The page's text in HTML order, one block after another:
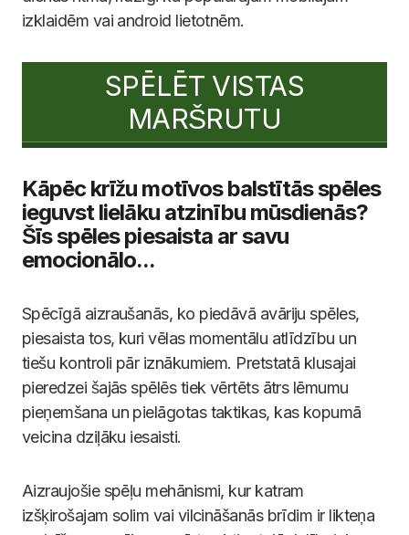
izklaidēm vai android lietotnēm.
SPĒLĒT VISTAS
MARŠRUTU
Kāpēc krīžu motīvos balstītās spēles
ieguvst lielāku atzinību mūsdienās?
Šīs spēles piesaista ar savu
emocionālo...
Spēcīgā aizraušanās, ko piedāvā avāriju spēles,
piesaista tos, kuri vēlas momentālu atlīdzību un
tiešu kontroli pār iznākumiem. Pretstatā klusajai
pieredzei šajās spēlēs tiek vērtēts ātrs lēmumu
pieņemšana un pielāgotas taktikas, kas kopumā
veicina dziļāku iesaisti.
Aizraujošie spēļu mehānismi, kur katram
izšķirošajam solim vai vilcināšanās brīdim ir likteņa